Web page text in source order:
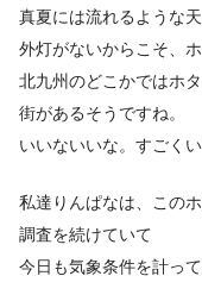
真夏には流れるような
外灯がないからこそ、
北九州のどこかではホ
街があるそうですね。
いいないいな。すごくい
私達りんぱなは、この
調査を続けていて
今日も気象条件を計っ